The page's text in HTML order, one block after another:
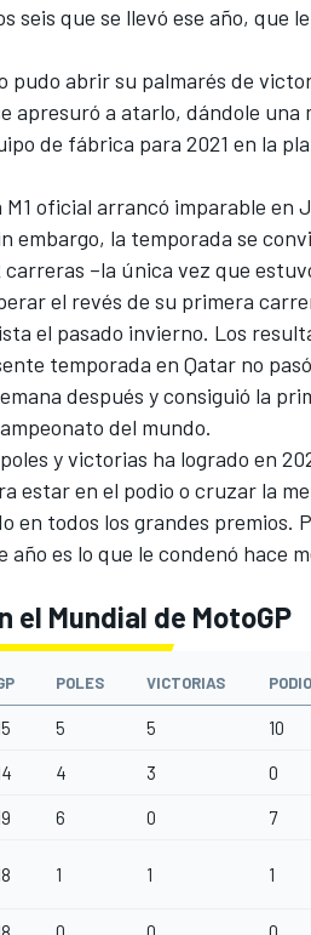
seis que se llevó ese año, que
abrir su palmarés de
apresuró a atarlo, dándole una
de fábrica para 2021 en la
oficial arrancó imparable en
embargo, la temporada se
–la única vez que
el revés de su primera
el pasado invierno. Los
temporada en Qatar no
después y consiguió la
del mundo.
y victorias ha logrado en
estar en el podio o cruzar la
en todos los grandes premios.
es lo que le condenó hace
el Mundial de MotoGP
POLES VICTORIAS
5 5 10
4 3 0
6 0 7
1 1 1